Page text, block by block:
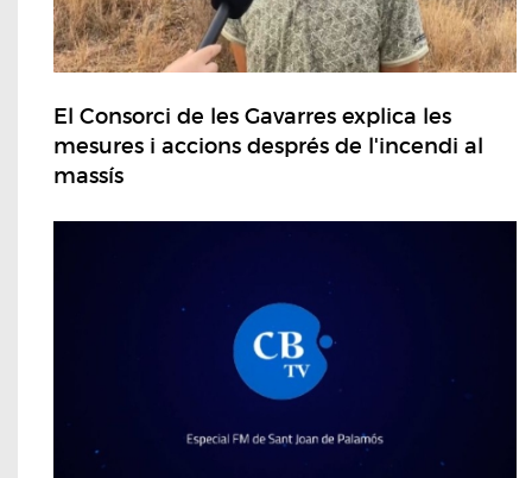
El Consorci de les Gavarres explica les
mesures i accions després de l'incendi al
massís